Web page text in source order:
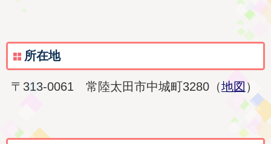
所在地
〒313-0061 常陸太田市中城町3280（地図 ）